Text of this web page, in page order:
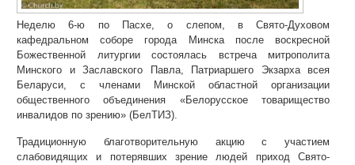
Неделю 6-ю по Пасхе, о слепом, в Свято-Духовом
кафедральном соборе города Минска после воскресной
Божественной литургии состоялась встреча митрополита
Минского и Заславского Павла, Патриаршего Экзарха всея
Беларуси, с членами Минской областной организации
общественного объединения «Белорусское товарищество
инвалидов по зрению» (БелТИЗ).
Традиционную благотворительную акцию с участием
слабовидящих и потерявших зрение людей приход Свято-